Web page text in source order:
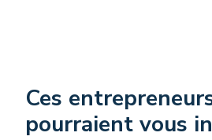
Ces
pourraient vous